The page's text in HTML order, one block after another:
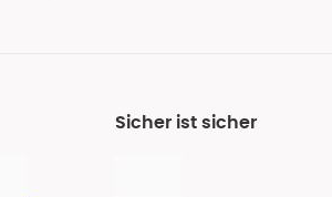
Sicher ist sicher